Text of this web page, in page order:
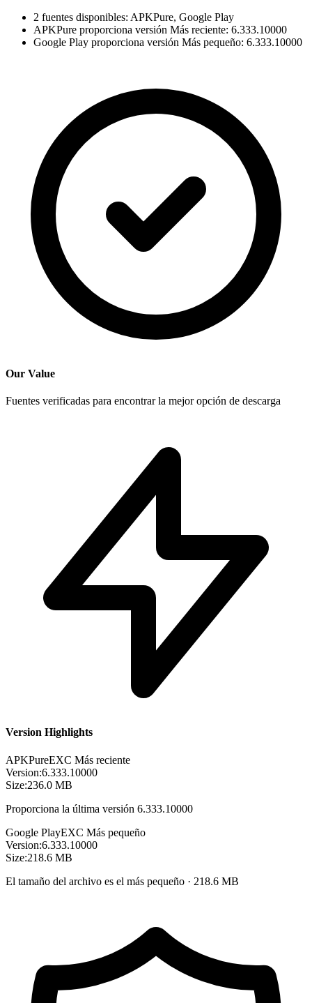
2 fuentes disponibles: APKPure, Google Play
APKPure proporciona versión Más reciente: 6.333.10000
Google Play proporciona versión Más pequeño: 6.333.10000
Our Value
Fuentes verificadas para encontrar la mejor opción de descarga
Version Highlights
APKPureEXC Más reciente
Version:6.333.10000
Size:236.0 MB
Proporciona la última versión 6.333.10000
Google PlayEXC Más pequeño
Version:6.333.10000
Size:218.6 MB
El tamaño del archivo es el más pequeño · 218.6 MB